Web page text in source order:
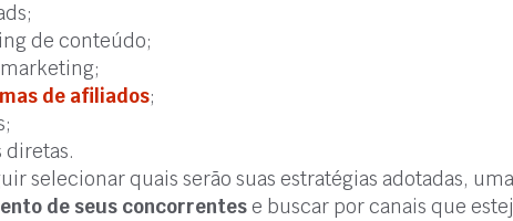
de conteúdo;
de afiliados;
diretas.
selecionar quais serão suas estratégias adotadas,
de seus concorrentese buscar por canais que